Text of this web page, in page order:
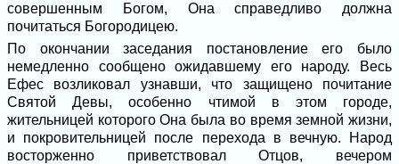
совершенным Богом, Она справедливо должна
почитаться Богородицею.
По окончании заседания постановление его было
немедленно сообщено ожидавшему его народу. Весь
Ефес возликовал узнавши, что защищено почитание
Святой Девы, особенно чтимой в этом городе,
жительницей которого Она была во время земной жизни,
и покровительницей после перехода в вечную. Народ
восторженно приветствовал Отцов, вечером